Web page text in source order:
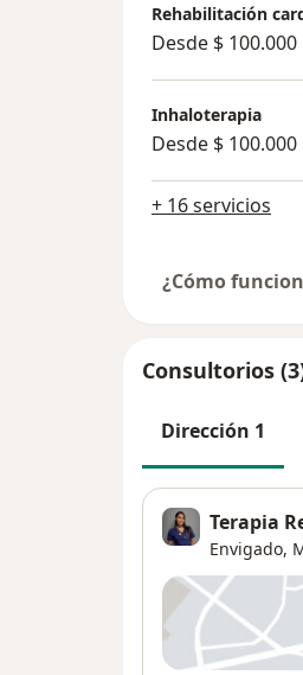
Rehabilitación
Desde $ 100.000
Inhaloterapia
Desde $ 100.000
+ 16 servicios
¿Cómo
Consultorios
Dirección 1
Terapia
Envigado,